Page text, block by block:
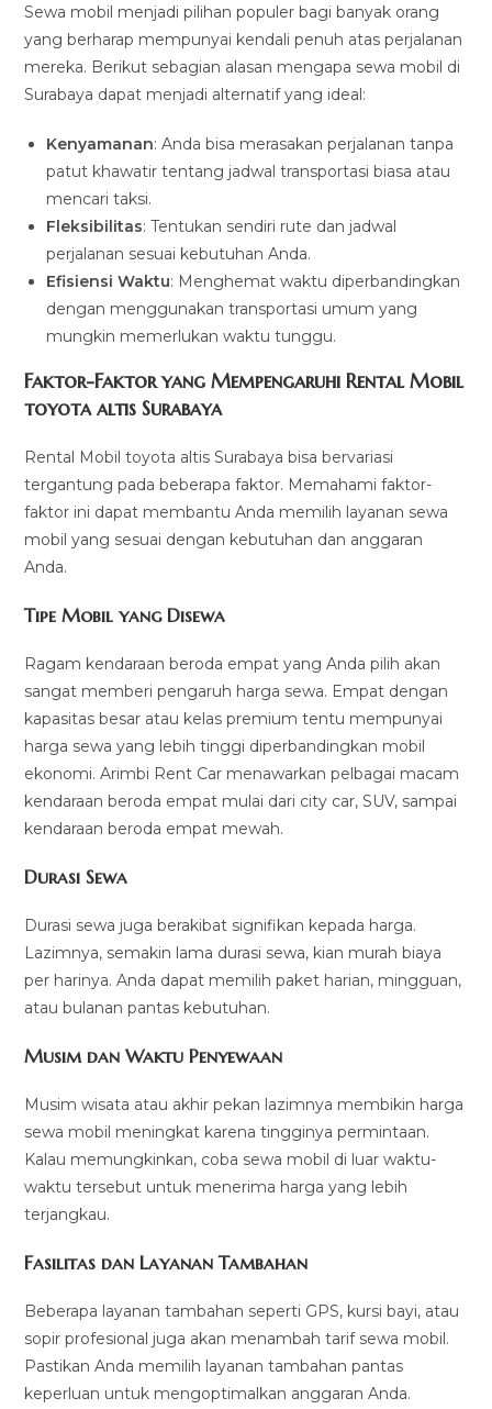
Sewa mobil menjadi pilihan populer bagi banyak orang
yang berharap mempunyai kendali penuh atas perjalanan
mereka. Berikut sebagian alasan mengapa sewa mobil di
Surabaya dapat menjadi alternatif yang ideal:
Kenyamanan: Anda bisa merasakan perjalanan tanpa
patut khawatir tentang jadwal transportasi biasa atau
mencari taksi.
Fleksibilitas: Tentukan sendiri rute dan jadwal
perjalanan sesuai kebutuhan Anda.
Efisiensi Waktu: Menghemat waktu diperbandingkan
dengan menggunakan transportasi umum yang
mungkin memerlukan waktu tunggu.
Faktor-Faktor yang Mempengaruhi Rental Mobil
toyota altis Surabaya
Rental Mobil toyota altis Surabaya bisa bervariasi
tergantung pada beberapa faktor. Memahami faktor-
faktor ini dapat membantu Anda memilih layanan sewa
mobil yang sesuai dengan kebutuhan dan anggaran
Anda.
Tipe Mobil yang Disewa
Ragam kendaraan beroda empat yang Anda pilih akan
sangat memberi pengaruh harga sewa. Empat dengan
kapasitas besar atau kelas premium tentu mempunyai
harga sewa yang lebih tinggi diperbandingkan mobil
ekonomi. Arimbi Rent Car menawarkan pelbagai macam
kendaraan beroda empat mulai dari city car, SUV, sampai
kendaraan beroda empat mewah.
Durasi Sewa
Durasi sewa juga berakibat signifikan kepada harga.
Lazimnya, semakin lama durasi sewa, kian murah biaya
per harinya. Anda dapat memilih paket harian, mingguan,
atau bulanan pantas kebutuhan.
Musim dan Waktu Penyewaan
Musim wisata atau akhir pekan lazimnya membikin harga
sewa mobil meningkat karena tingginya permintaan.
Kalau memungkinkan, coba sewa mobil di luar waktu-
waktu tersebut untuk menerima harga yang lebih
terjangkau.
Fasilitas dan Layanan Tambahan
Beberapa layanan tambahan seperti GPS, kursi bayi, atau
sopir profesional juga akan menambah tarif sewa mobil.
Pastikan Anda memilih layanan tambahan pantas
keperluan untuk mengoptimalkan anggaran Anda.